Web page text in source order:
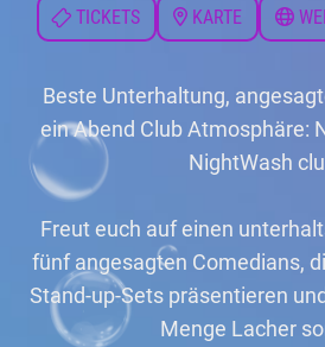
TICKETS KARTE
Beste Unterhaltung,
ein Abend Club Atmosphäre:
NightWash
Freut euch auf einen
fünf angesagten Comedians,
Stand-up-Sets präsentieren
Menge Lacher